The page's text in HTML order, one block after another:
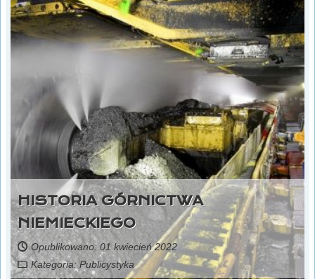
HISTORIA GÓRNICTWA
NIEMIECKIEGO
Opublikowano: 01 kwiecień 2022
Kategoria: Publicystyka